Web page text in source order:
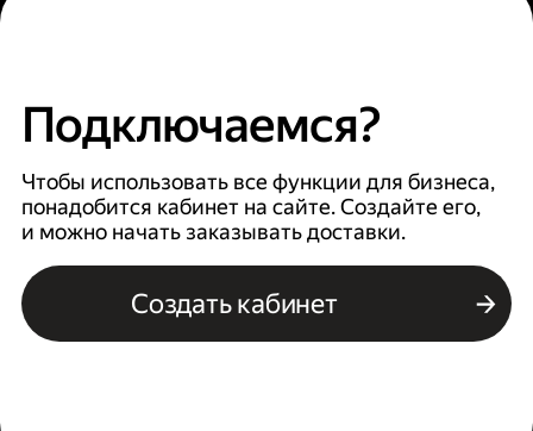
Подключаемся?
Чтобы использовать все функции для бизнеса,
понадобится кабинет на сайте. Создайте его,
и можно начать заказывать доставки.
Создать кабинет